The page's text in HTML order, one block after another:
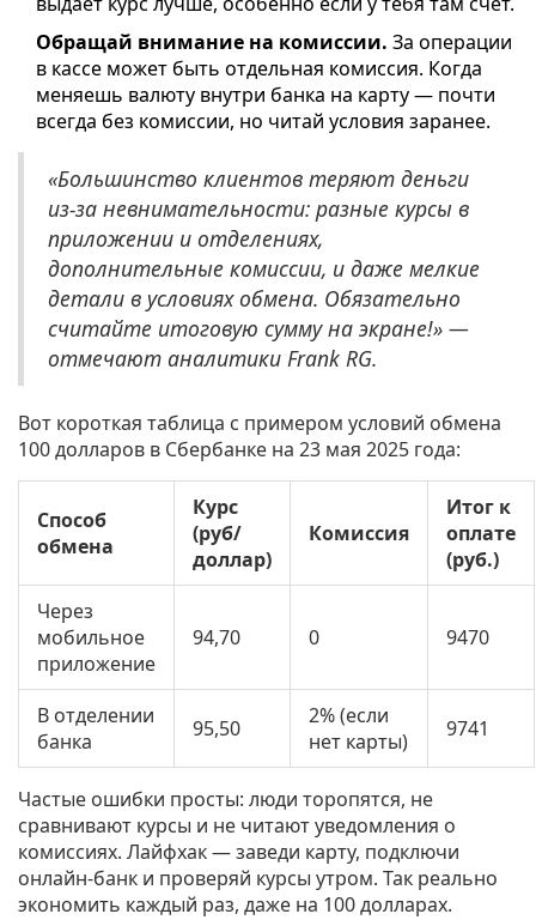
Обращай внимание на комиссии. За операции
в кассе может быть отдельная комиссия. Когда
меняешь валюту внутри банка на карту — почти
всегда без комиссии, но читай условия заранее.
«Большинство клиентов теряют деньги
из-за невнимательности: разные курсы в
приложении и отделениях,
дополнительные комиссии, и даже мелкие
детали в условиях обмена. Обязательно
считайте итоговую сумму на экране!» —
отмечают аналитики Frank RG.
Вот короткая таблица с примером условий обмена
100 долларов в Сбербанке на 23 мая 2025 года:
Способ
обмена
Курс
(руб/
доллар)
Комиссия
Итог к
оплате
(руб.)
Через
мобильное
приложение
94,70 0 9470
В отделении
банка
95,50
2% (если
нет карты)
9741
Частые ошибки просты: люди торопятся, не
сравнивают курсы и не читают уведомления о
комиссиях. Лайфхак — заведи карту, подключи
онлайн-банк и проверяй курсы утром. Так реально
экономить каждый раз, даже на 100 долларах.